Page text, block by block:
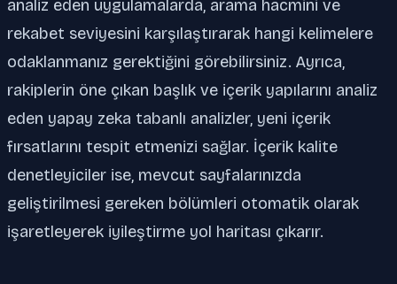
analiz eden uygulamalarda, arama hacmini ve
rekabet seviyesini karşılaştırarak hangi kelimelere
odaklanmanız gerektiğini görebilirsiniz. Ayrıca,
rakiplerin öne çıkan başlık ve içerik yapılarını analiz
eden yapay zeka tabanlı analizler, yeni içerik
fırsatlarını tespit etmenizi sağlar. İçerik kalite
denetleyiciler ise, mevcut sayfalarınızda
geliştirilmesi gereken bölümleri otomatik olarak
işaretleyerek iyileştirme yol haritası çıkarır.